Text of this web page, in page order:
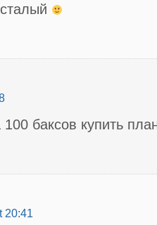
баксов купить
20:41